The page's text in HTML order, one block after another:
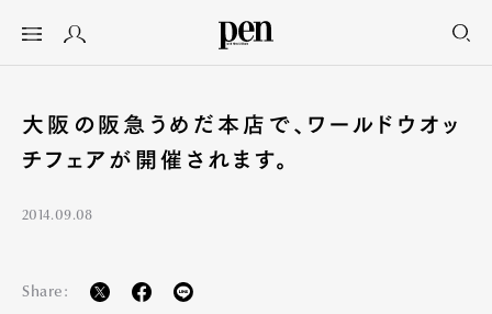
大阪の阪急うめだ本店で、ワールドウオッ
チフェアが開催されます。
2014.09.08
Share: